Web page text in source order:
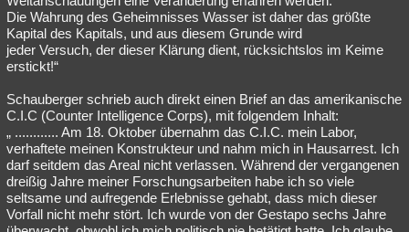
Die Wahrung des Geheimnisses Wasser ist daher das größte
Kapital des Kapitals, und aus diesem Grunde wird
jeder Versuch, der dieser Klärung dient, rücksichtslos im Keime
erstickt!“
Schauberger schrieb auch direkt einen Brief an das amerikanische
C.I.C (Counter Intelligence Corps), mit folgendem Inhalt:
„ ............ Am 18. Oktober übernahm das C.I.C. mein Labor,
verhaftete meinen Konstrukteur und nahm mich in Hausarrest. Ich
darf seitdem das Areal nicht verlassen. Während der vergangenen
dreißig Jahre meiner Forschungsarbeiten habe ich so viele
seltsame und aufregende Erlebnisse gehabt, dass mich dieser
Vorfall nicht mehr stört. Ich wurde von der Gestapo sechs Jahre